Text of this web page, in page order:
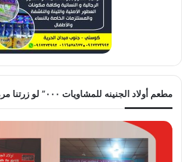
مطعم أولاد الجنينه للمشاويات ٠٠٠” لو زرتنا مرة… ح تجينا ألف مرة